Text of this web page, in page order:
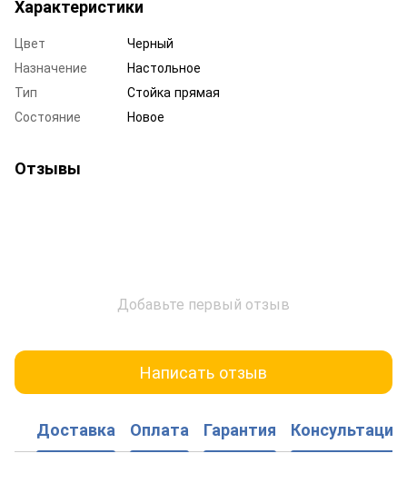
Характеристики
Цвет
Черный
Назначение
Настольное
Тип
Стойка прямая
Состояние
Новое
Отзывы
Добавьте первый отзыв
Написать отзыв
Доставка Оплата Гарантия Консультация